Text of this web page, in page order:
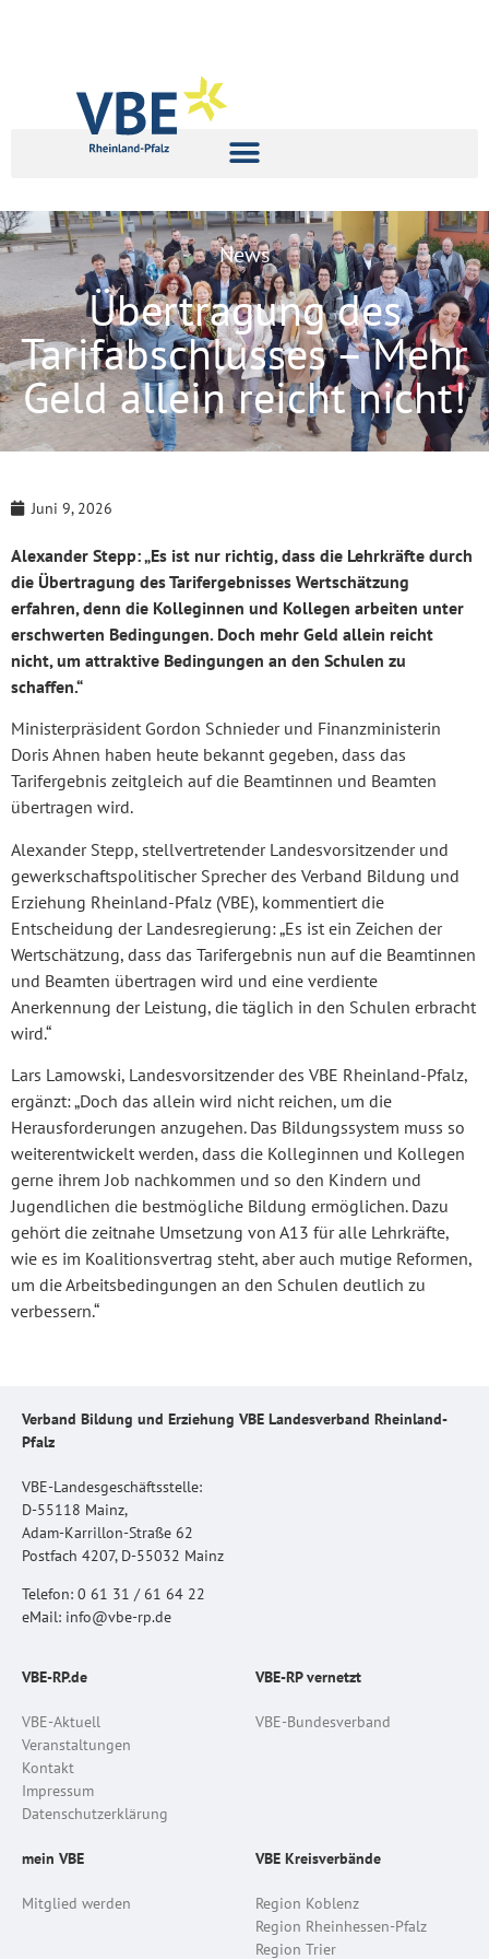
News
Übertragung des
Tarifabschlusses – Mehr
Geld allein reicht nicht!
Juni 9, 2026
Alexander Stepp: „Es ist nur richtig, dass die Lehrkräfte durch
die Übertragung des Tarifergebnisses Wertschätzung
erfahren, denn die Kolleginnen und Kollegen arbeiten unter
erschwerten Bedingungen. Doch mehr Geld allein reicht
nicht, um attraktive Bedingungen an den Schulen zu
schaffen.“
Ministerpräsident Gordon Schnieder und Finanzministerin
Doris Ahnen haben heute bekannt gegeben, dass das
Tarifergebnis zeitgleich auf die Beamtinnen und Beamten
übertragen wird.
Alexander Stepp, stellvertretender Landesvorsitzender und
gewerkschaftspolitischer Sprecher des Verband Bildung und
Erziehung Rheinland-Pfalz (VBE), kommentiert die
Entscheidung der Landesregierung: „Es ist ein Zeichen der
Wertschätzung, dass das Tarifergebnis nun auf die Beamtinnen
und Beamten übertragen wird und eine verdiente
Anerkennung der Leistung, die täglich in den Schulen erbracht
wird.“
Lars Lamowski, Landesvorsitzender des VBE Rheinland-Pfalz,
ergänzt: „Doch das allein wird nicht reichen, um die
Herausforderungen anzugehen. Das Bildungssystem muss so
weiterentwickelt werden, dass die Kolleginnen und Kollegen
gerne ihrem Job nachkommen und so den Kindern und
Jugendlichen die bestmögliche Bildung ermöglichen. Dazu
gehört die zeitnahe Umsetzung von A13 für alle Lehrkräfte,
wie es im Koalitionsvertrag steht, aber auch mutige Reformen,
um die Arbeitsbedingungen an den Schulen deutlich zu
verbessern.“
Verband Bildung und Erziehung VBE Landesverband Rheinland-
Pfalz
VBE-Landesgeschäftsstelle:
D-55118 Mainz,
Adam-Karrillon-Straße 62
Postfach 4207, D-55032 Mainz
Telefon: 0 61 31 / 61 64 22
eMail: info@vbe-rp.de
VBE-RP.de
VBE-Aktuell
Veranstaltungen
Kontakt
Impressum
Datenschutzerklärung
VBE-RP vernetzt
VBE-Bundesverband
mein VBE
Mitglied werden
VBE Kreisverbände
Region Koblenz
Region Rheinhessen-Pfalz
Region Trier